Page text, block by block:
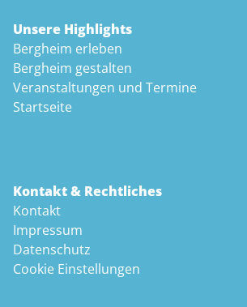
Unsere Highlights
Bergheim erleben
Bergheim gestalten
Veranstaltungen und Termine
Startseite
Kontakt & Rechtliches
Kontakt
Impressum
Datenschutz
Cookie Einstellungen